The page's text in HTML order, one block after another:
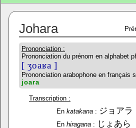
Johara
Prononciation :
Prononciation du prénom en alphabet
[ ʒoaʁa ]
Prononciation arabophone en français
joara
Transcription :
En katakana : ジョアラ
En hiragana : じょあら